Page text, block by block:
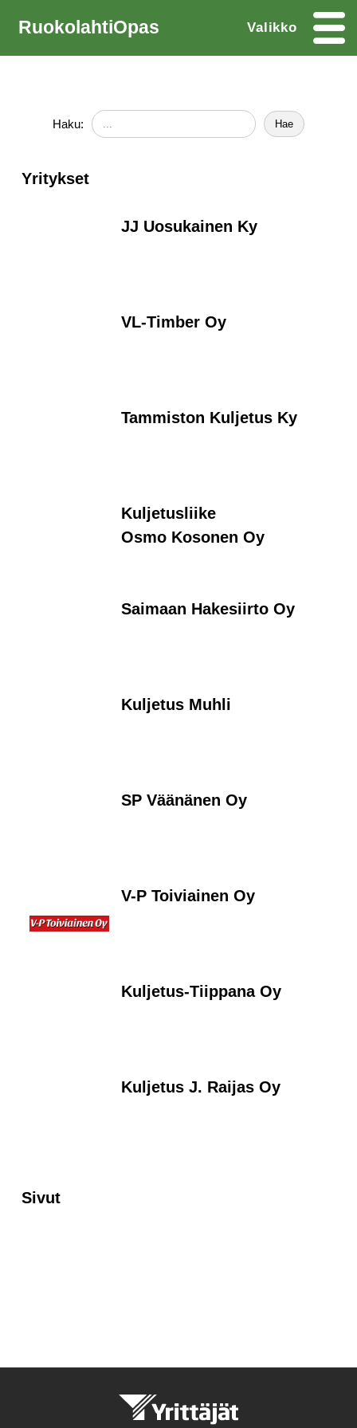
Valikko
RuokolahtiOpas
Haku: Hae
Yritykset
JJ Uosukainen Ky
VL-Timber Oy
Tammiston Kuljetus Ky
Kuljetusliike
Osmo Kosonen Oy
Saimaan Hakesiirto Oy
Kuljetus Muhli
SP Väänänen Oy
V-P Toiviainen Oy
Kuljetus-Tiippana Oy
Kuljetus J. Raijas Oy
Sivut